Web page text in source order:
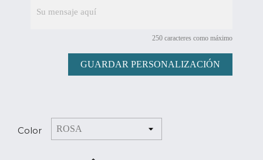
250 caracteres como máximo
GUARDAR PERSONALIZACIÓN
Color